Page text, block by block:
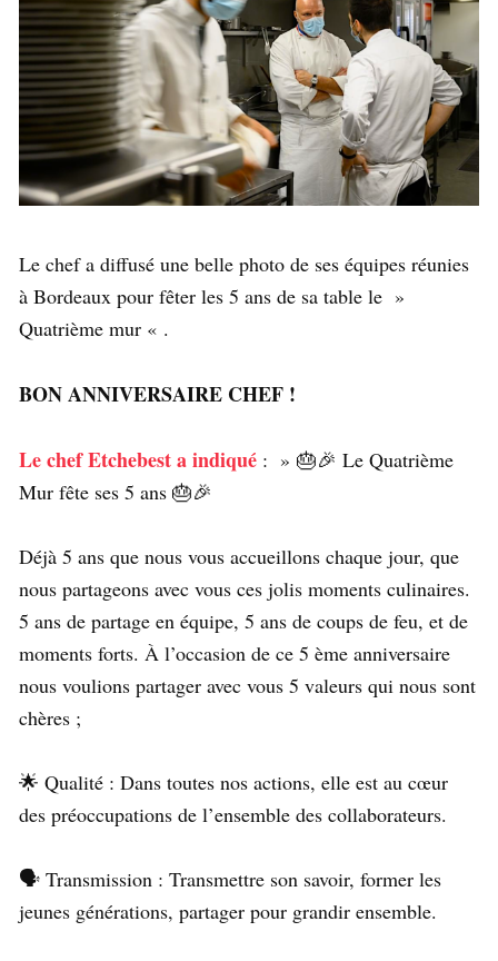
Le chef a diffusé une belle photo de ses équipes réunies
à Bordeaux pour fêter les 5 ans de sa table le »
Quatrième mur « .
BON ANNIVERSAIRE CHEF !
Le chef Etchebest a indiqué : » 🎂🎉 Le Quatrième
Mur fête ses 5 ans 🎂🎉⁠
Déjà 5 ans que nous vous accueillons chaque jour, que
nous partageons avec vous ces jolis moments culinaires.
5 ans de partage en équipe, 5 ans de coups de feu, et de
moments forts. À l’occasion de ce 5 ème anniversaire
nous voulions partager avec vous 5 valeurs qui nous sont
chères ; ⁠
🌟 Qualité : Dans toutes nos actions, elle est au cœur
des préoccupations de l’ensemble des collaborateurs.⁠
🗣️ Transmission : Transmettre son savoir, former les
jeunes générations, partager pour grandir ensemble.⁠